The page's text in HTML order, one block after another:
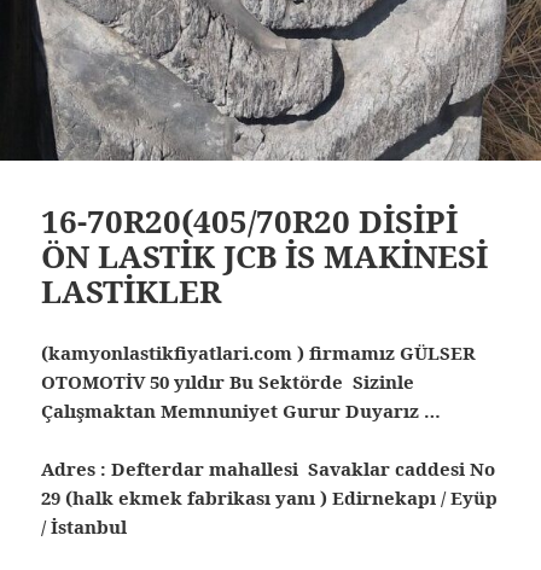
16-70R20(405/70R20 DİSİPİ
ÖN LASTİK JCB İS MAKİNESİ
LASTİKLER
(kamyonlastikfiyatlari.com ) firmamız GÜLSER
OTOMOTİV 50 yıldır Bu Sektörde Sizinle
Çalışmaktan Memnuniyet Gurur Duyarız …
Adres : Defterdar mahallesi Savaklar caddesi No
29 (halk ekmek fabrikası yanı ) Edirnekapı / Eyüp
/ İstanbul